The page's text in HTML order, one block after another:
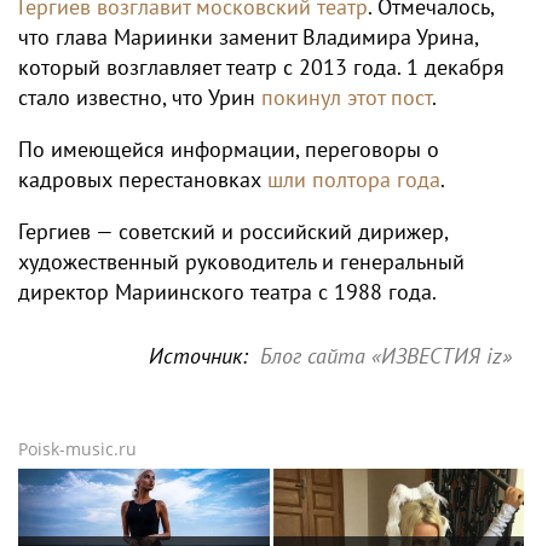
Гергиев возглавит московский театр. Отмечалось,
что глава Мариинки заменит Владимира Урина,
который возглавляет театр с 2013 года. 1 декабря
стало известно, что Урин покинул этот пост.
По имеющейся информации, переговоры о
кадровых перестановках шли полтора года.
Гергиев — советский и российский дирижер,
художественный руководитель и генеральный
директор Мариинского театра с 1988 года.
Источник: Блог сайта «ИЗВЕСТИЯ iz»
Poisk-music.ru